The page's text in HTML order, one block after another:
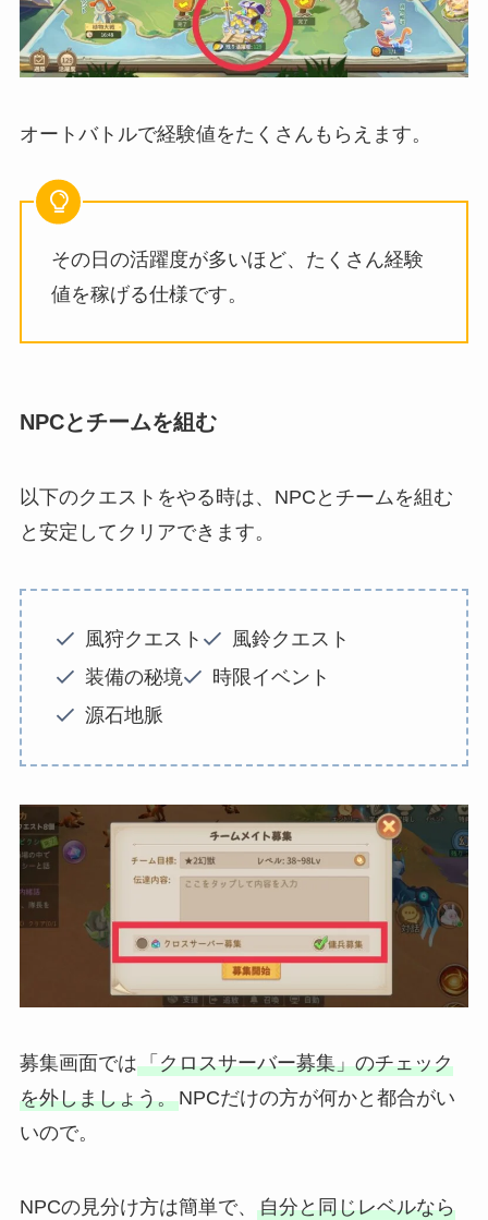
オートバトルで経験値をたくさんもらえます。
その日の活躍度が多いほど、たくさん経験
値を稼げる仕様です。
NPCとチームを組む
以下のクエストをやる時は、NPCとチームを組む
と安定してクリアできます。
風狩クエスト
風鈴クエスト
装備の秘境
時限イベント
源石地脈
募集画面では「クロスサーバー募集」のチェック
を外しましょう。NPCだけの方が何かと都合がい
いので。
NPCの見分け方は簡単で、 自分と同じレベルなら